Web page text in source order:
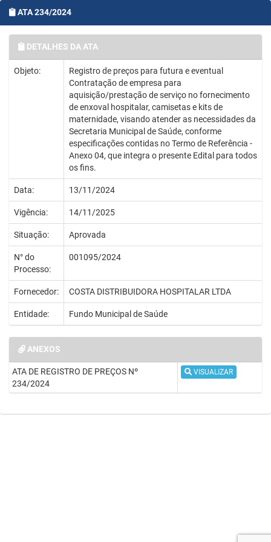
ATA 234/2024
DETALHES DA ATA
Objeto:
Registro de preços para futura e eventual
Contratação de empresa para
aquisição/prestação de serviço no fornecimento
de enxoval hospitalar, camisetas e kits de
maternidade, visando atender as necessidades da
Secretaria Municipal de Saúde, conforme
especificações contidas no Termo de Referência -
Anexo 04, que integra o presente Edital para todos
os fins.
Data: 13/11/2024
Vigência: 14/11/2025
Situação: Aprovada
N° do
Processo:
001095/2024
Fornecedor: COSTA DISTRIBUIDORA HOSPITALAR LTDA
Entidade: Fundo Municipal de Saúde
ANEXOS
ATA DE REGISTRO DE PREÇOS Nº
234/2024
VISUALIZAR